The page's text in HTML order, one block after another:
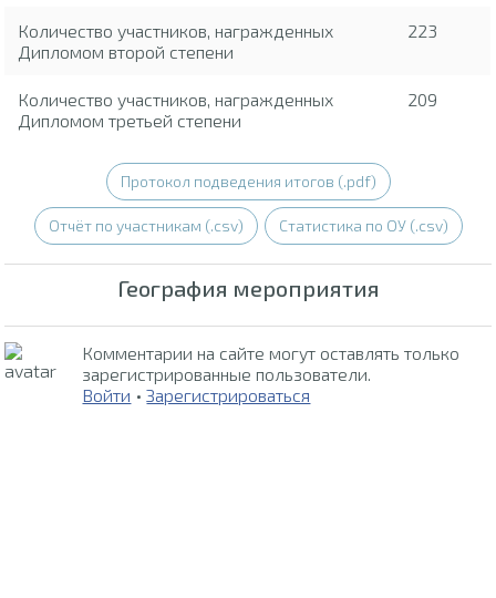
Количество участников, награжденных
Дипломом второй степени
223
Количество участников, награжденных
Дипломом третьей степени
209
Протокол подведения итогов (.pdf)
Отчёт по участникам (.csv) Статистика по ОУ (.csv)
География мероприятия
Комментарии на сайте могут оставлять только
зарегистрированные пользователи.
Войти •Зарегистрироваться